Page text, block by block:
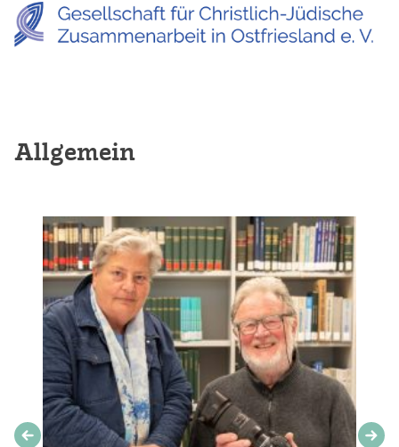
Allgemein